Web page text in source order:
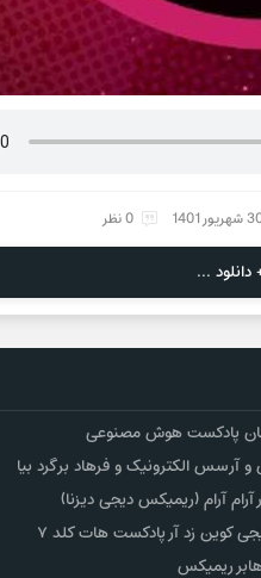
1401 0 نظر
...
پادکست هوش مصنوعی
آرسس الکترونیک و فرهاد برگرد بیا
آرام (ریمیکس دیجی دیزنا)
کوین زد آر پادکست هات کلد ۷
ریمیکس